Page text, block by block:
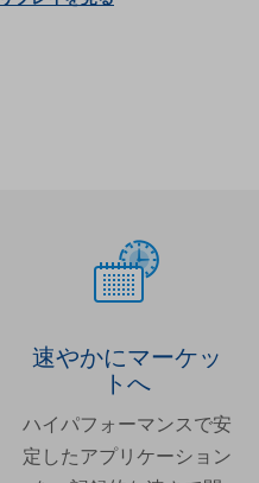
速やかにマーケッ
トへ
ハイパフォーマンスで安
定したアプリケーション